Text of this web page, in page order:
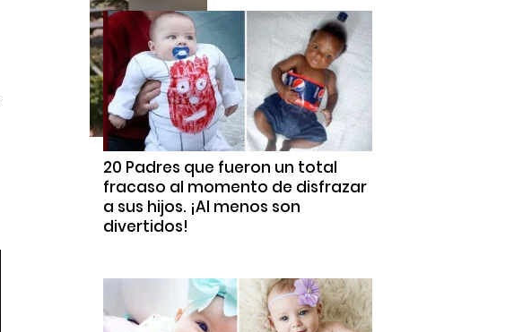
20 Padres que fueron un total
fracaso al momento de disfrazar
a sus hijos. ¡Al menos son
divertidos!